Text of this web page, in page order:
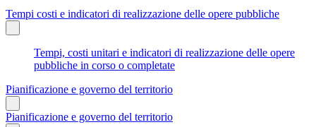
Tempi costi e indicatori di realizzazione delle opere pubbliche
Tempi, costi unitari e indicatori di realizzazione delle opere
pubbliche in corso o completate
Pianificazione e governo del territorio
Pianificazione e governo del territorio